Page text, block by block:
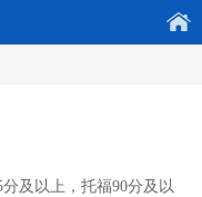
及以上，托福90分及以